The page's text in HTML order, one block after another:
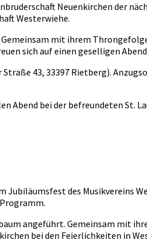
Neuenkirchen der
Westerwiehe.
mit ihrem
sich auf einen geselligen
43, 33397 Rietberg).
bei der befreundeten St.
Jubiläumsfest des Musikvereins
angeführt. Gemeinsam mit
bei den Feierlichkeiten in